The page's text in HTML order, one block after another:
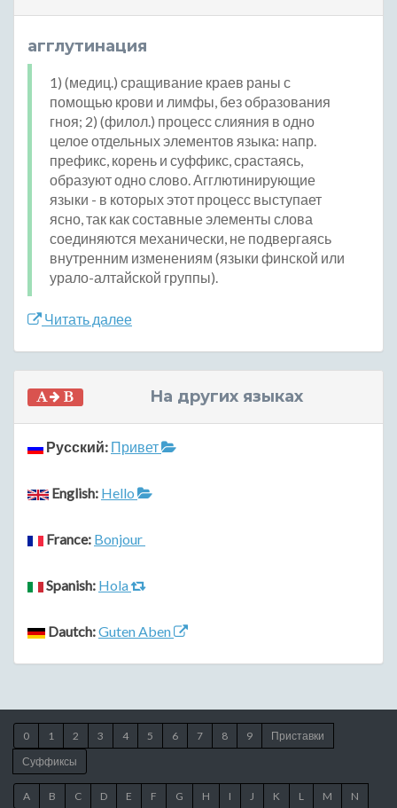
агглутинация
1) (медиц.) сращивание краев раны с
помощью крови и лимфы, без образования
гноя; 2) (филол.) процесс слияния в одно
целое отдельных элементов языка: напр.
префикс, корень и суффикс, срастаясь,
образуют одно слово. Агглютинирующие
языки - в которых этот процесс выступает
ясно, так как составные элементы слова
соединяются механически, не подвергаясь
внутренним изменениям (языки финской или
урало-алтайской группы).
Читать далее
На других языках
Русский: Привет
English: Hello
France: Bonjour
Spanish: Hola
Dautch:Guten Aben
0 1 2 3 4 5 6 7 8 9
Приставки
Суффиксы
A B C D E F G H I J K L M N